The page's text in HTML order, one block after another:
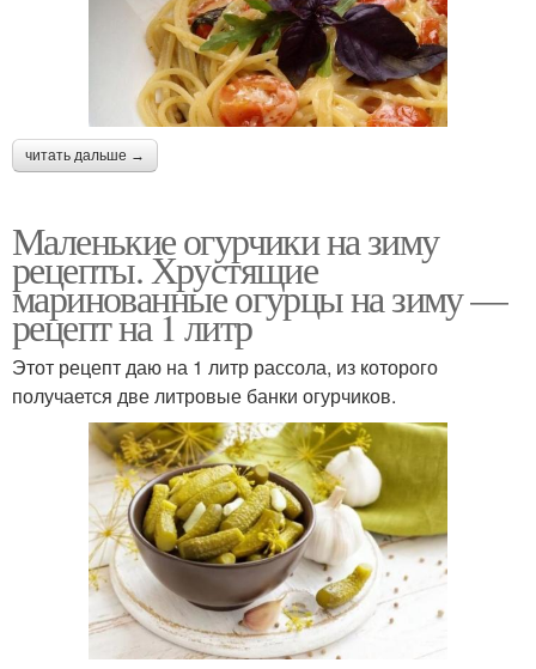
читать дальше →
Маленькие огурчики на зиму
рецепты. Хрустящие
маринованные огурцы на зиму —
рецепт на 1 литр
Этот рецепт даю на 1 литр рассола, из которого
получается две литровые банки огурчиков.